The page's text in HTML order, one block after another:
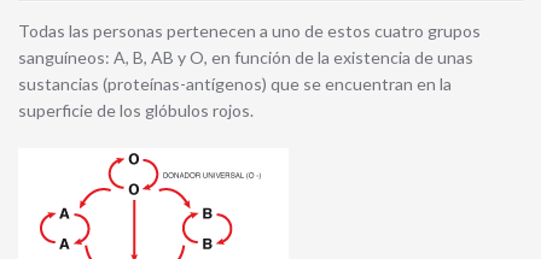
Todas las personas pertenecen a uno de estos cuatro grupos
sanguíneos: A, B, AB y O, en función de la existencia de unas
sustancias (proteínas-antígenos) que se encuentran en la
superficie de los glóbulos rojos.